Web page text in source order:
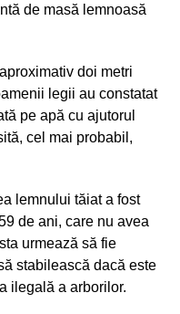
de masă lemnoasă
doi metri
legii au constatat
pe apă cu ajutorul
cel mai probabil,
lemnului tăiat a fost
de ani, care nu avea
urmează să fie
stabilească dacă este
ilegală a arborilor.